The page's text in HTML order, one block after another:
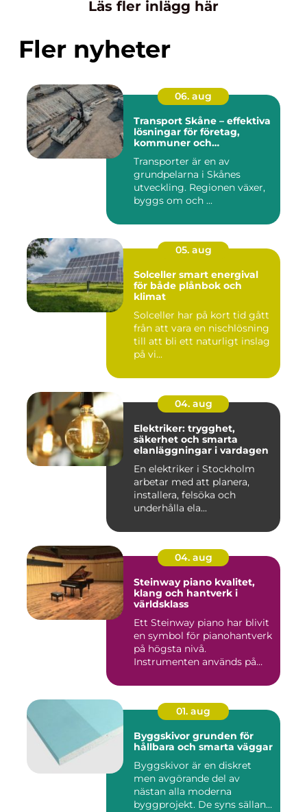
Läs fler inlägg här
Fler nyheter
06. aug
Transport Skåne – effektiva
lösningar för företag,
kommuner och
Transporter är en av
grundpelarna i Skånes
utveckling. Regionen växer,
byggs om och ...
05. aug
Solceller smart energival
för både plånbok och
klimat
Solceller har på kort tid gått
från att vara en nischlösning
till att bli ett naturligt inslag
på vi...
04. aug
Elektriker: trygghet,
säkerhet och smarta
elanläggningar i vardagen
En elektriker i Stockholm
arbetar med att planera,
installera, felsöka och
underhålla ela...
04. aug
Steinway piano kvalitet,
klang och hantverk i
världsklass
Ett Steinway piano har blivit
en symbol för pianohantverk
på högsta nivå.
Instrumenten används på
01. aug
Byggskivor grunden för
hållbara och smarta väggar
Byggskivor är en diskret
men avgörande del av
nästan alla moderna
byggprojekt. De syns sällan